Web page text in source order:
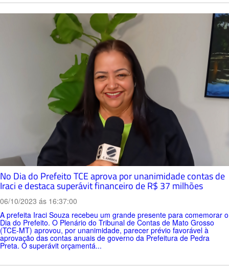
No Dia do Prefeito TCE aprova por unanimidade contas de
Iraci e destaca superávit financeiro de R$ 37 milhões
06/10/2023 ás 16:37:00
A prefeita Iraci Souza recebeu um grande presente para comemorar o
Dia do Prefeito. O Plenário do Tribunal de Contas de Mato Grosso
(TCE-MT) aprovou, por unanimidade, parecer prévio favorável à
aprovação das contas anuais de governo da Prefeitura de Pedra
Preta. O superávit orçamentá...